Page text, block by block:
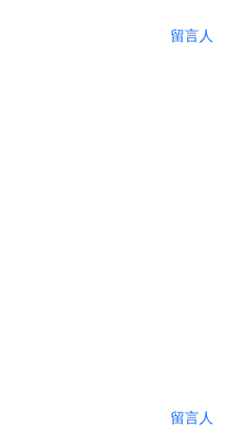
留言人
留言人